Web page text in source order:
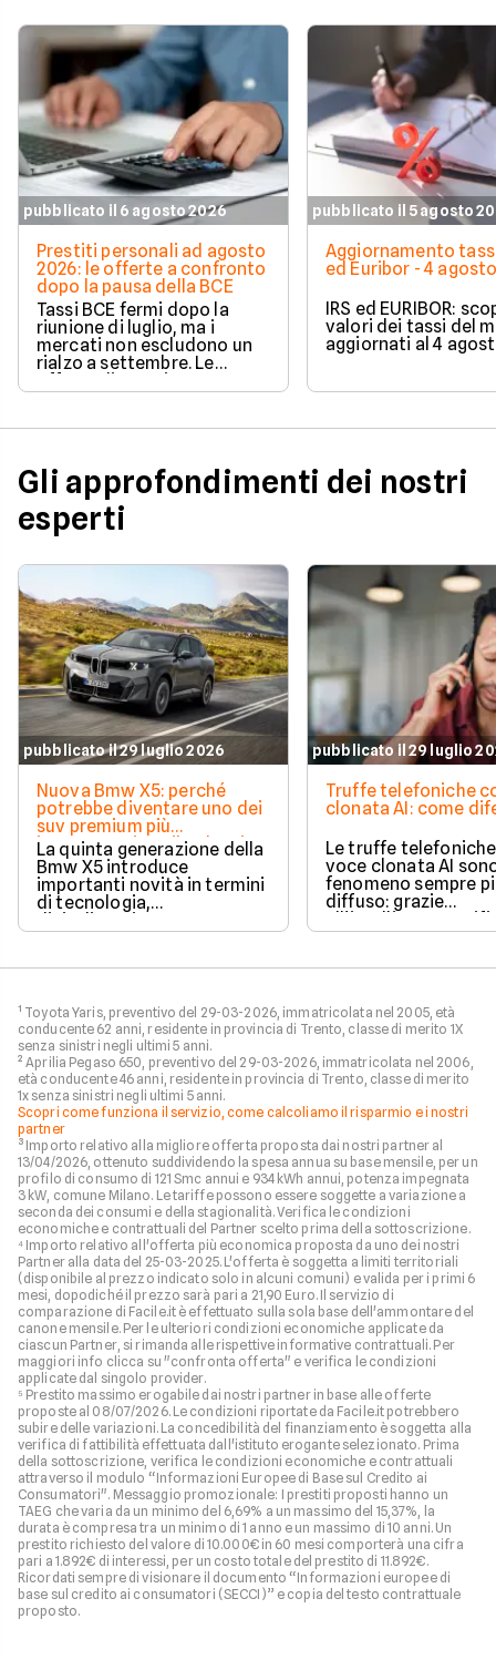
pubblicato il 6 agosto 2026
Prestiti personali ad agosto
2026: le offerte a confronto
dopo la pausa della BCE
Tassi BCE fermi dopo la
riunione di luglio, ma i
mercati non escludono un
rialzo a settembre. Le
personale di agosto 2026 su
pubblicato il 5 agosto
Aggiornamento
ed Euribor - 4
IRS ed EURIBOR:
valori dei tassi del
aggiornati al 4
Gli approfondimenti dei nostri
esperti
pubblicato il 29 luglio 2026
Nuova Bmw X5: perché
potrebbe diventare uno dei
suv premium più
interessanti per il noleggio
lungo termine
La quinta generazione della
Bmw X5 introduce
importanti novità in termini
di tecnologia,
motorizzazioni. Per la prima
disponibile con cinque
offrendo una gamma
capace di rispondere alle
esigenze di clienti privati,
professionisti e aziende.
Una strategia che potrebbe
renderla una delle proposte
più interessanti anche nel
mercato del noleggio lungo
termine.
pubblicato il 29 luglio
Truffe telefoniche
clonata AI: come
Le truffe
voce clonata AI
fenomeno sempre
diffuso: grazie
malintenzionati
per ingannare le
personali o denaro,
clonare la voce di
risponde al
come funzionano
frodi? Quali segnali
una chiamata
Facile.it ti spiega
quello che c'è da
difendersi dalle
vocali basate
sull'intelligenza
¹ Toyota Yaris, preventivo del 29-03-2026, immatricolata nel 2005, età
conducente 62 anni, residente in provincia di Trento, classe di merito 1X
senza sinistri negli ultimi 5 anni.
² Aprilia Pegaso 650, preventivo del 29-03-2026, immatricolata nel 2006,
età conducente 46 anni, residente in provincia di Trento, classe di merito
1x senza sinistri negli ultimi 5 anni.
Scopri come funziona il servizio, come calcoliamo il risparmio e i nostri
partner
³ Importo relativo alla migliore offerta proposta dai nostri partner al
13/04/2026, ottenuto suddividendo la spesa annua su base mensile, per un
profilo di consumo di 121 Smc annui e 934 kWh annui, potenza impegnata
3 kW, comune Milano. Le tariffe possono essere soggette a variazione a
seconda dei consumi e della stagionalità. Verifica le condizioni
economiche e contrattuali del Partner scelto prima della sottoscrizione.
⁴ Importo relativo all'offerta più economica proposta da uno dei nostri
Partner alla data del 25-03-2025. L'offerta è soggetta a limiti territoriali
(disponibile al prezzo indicato solo in alcuni comuni) e valida per i primi 6
mesi, dopodiché il prezzo sarà pari a 21,90 Euro. Il servizio di
comparazione di Facile.it è effettuato sulla sola base dell'ammontare del
canone mensile. Per le ulteriori condizioni economiche applicate da
ciascun Partner, si rimanda alle rispettive informative contrattuali. Per
maggiori info clicca su "confronta offerta" e verifica le condizioni
applicate dal singolo provider.
⁵ Prestito massimo erogabile dai nostri partner in base alle offerte
proposte al 08/07/2026. Le condizioni riportate da Facile.it potrebbero
subire delle variazioni. La concedibilità del finanziamento è soggetta alla
verifica di fattibilità effettuata dall'istituto erogante selezionato. Prima
della sottoscrizione, verifica le condizioni economiche e contrattuali
attraverso il modulo “Informazioni Europee di Base sul Credito ai
Consumatori". Messaggio promozionale: I prestiti proposti hanno un
TAEG che varia da un minimo del 6,69% a un massimo del 15,37%, la
durata è compresa tra un minimo di 1 anno e un massimo di 10 anni. Un
prestito richiesto del valore di 10.000€ in 60 mesi comporterà una cifra
pari a 1.892€ di interessi, per un costo totale del prestito di 11.892€.
Ricordati sempre di visionare il documento “Informazioni europee di
base sul credito ai consumatori (SECCI)” e copia del testo contrattuale
proposto.